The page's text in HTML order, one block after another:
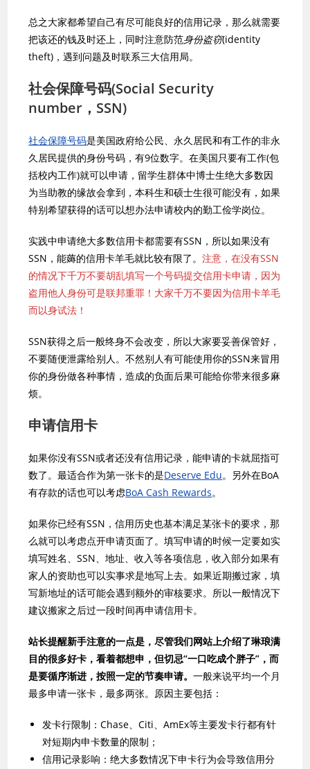
总之大家都希望自己有尽可能良好的信用记录，那么就需要
把该还的钱及时还上，同时注意防范身份盗窃(identity
theft)，遇到问题及时联系三大信用局。
社会保障号码(Social Security
number，SSN)
社会保障号码是美国政府给公民、永久居民和有工作的非永
久居民提供的身份号码，有9位数字。在美国只要有工作(包
括校内工作)就可以申请，留学生群体中博士生绝大多数因
为当助教的缘故会拿到，本科生和硕士生很可能没有，如果
特别希望获得的话可以想办法申请校内的勤工俭学岗位。
实践中申请绝大多数信用卡都需要有SSN，所以如果没有
SSN，能薅的信用卡羊毛就比较有限了。注意，在没有SSN
的情况下千万不要胡乱填写一个号码提交信用卡申请，因为
盗用他人身份可是联邦重罪！大家千万不要因为信用卡羊毛
而以身试法！
SSN获得之后一般终身不会改变，所以大家要妥善保管好，
不要随便泄露给别人。不然别人有可能使用你的SSN来冒用
你的身份做各种事情，造成的负面后果可能给你带来很多麻
烦。
申请信用卡
如果你没有SSN或者还没有信用记录，能申请的卡就屈指可
数了。最适合作为第一张卡的是Deserve Edu。另外在BoA
有存款的话也可以考虑BoA Cash Rewards。
如果你已经有SSN，信用历史也基本满足某张卡的要求，那
么就可以考虑点开申请页面了。填写申请的时候一定要如实
填写姓名、SSN、地址、收入等各项信息，收入部分如果有
家人的资助也可以实事求是地写上去。如果近期搬过家，填
写新地址的话可能会遇到额外的审核要求。所以一般情况下
建议搬家之后过一段时间再申请信用卡。
站长提醒新手注意的一点是，尽管我们网站上介绍了琳琅满
目的很多好卡，看着都想申，但切忌“一口吃成个胖子”，而
是要循序渐进，按照一定的节奏申请。一般来说平均一个月
最多申请一张卡，最多两张。原因主要包括：
发卡行限制：Chase、Citi、AmEx等主要发卡行都有针
对短期内申卡数量的限制；
信用记录影响：绝大多数情况下申卡行为会导致信用分